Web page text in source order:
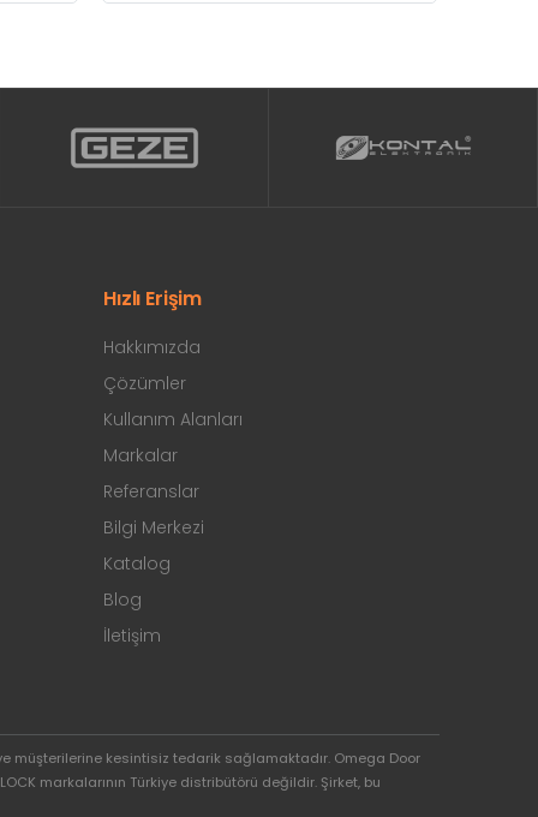
Hızlı Erişim
Hakkımızda
Çözümler
Kullanım Alanları
Markalar
Referanslar
Bilgi Merkezi
Katalog
Blog
İletişim
müşterilerine kesintisiz tedarik sağlamaktadır. Omega Door
markalarının Türkiye distribütörü değildir. Şirket, bu